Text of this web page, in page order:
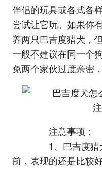
伴侣的玩具或各式各
尝试让它玩。如果你
养两只巴吉度猎犬，
一般不建议在同一个
免两个家伙过度亲密
注意事项：
1、巴吉度猎
前，表现的还是比较